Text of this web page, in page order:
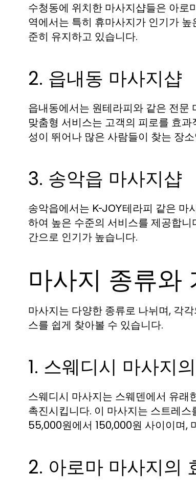
수청동에 위치한 마사지샵들은 아로
역에서는 특히 휴마사지가 인기가 높
준히 유지하고 있습니다.
2. 읍내동 마사지샵
읍내동에서는 원테라피와 같은 전문
맞춤형 서비스는 고객의 피로를 효
성이 뛰어나 많은 사람들이 찾는 장
3. 송악읍 마사지샵
송악읍에서는 K-JOY테라피 같은 마
하여 높은 수준의 서비스를 제공합
간으로 인기가 높습니다.
마사지 종류와
마사지는 다양한 종류로 나뉘며, 각
스를 쉽게 찾아볼 수 있습니다.
1. 스웨디시 마사지
스웨디시 마사지는 스웨덴에서 유래
촉진시킵니다. 이 마사지는 스트레
55,000원에서 150,000원 사이이며,
2. 아로마 마사지의